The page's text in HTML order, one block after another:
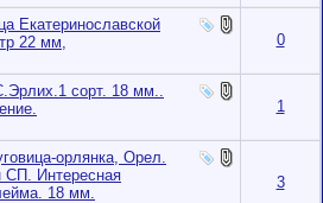
Екатеринославской
22 мм,
0
сорт. 18 мм..
1
орлянка, Орел.
СП. Интересная
18 мм.
3